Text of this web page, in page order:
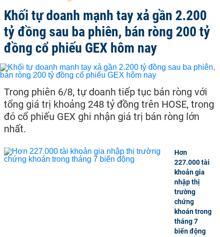
Khối tự doanh mạnh tay xả gần 2.200
tỷ đồng sau ba phiên, bán ròng 200 tỷ
đồng cổ phiếu GEX hôm nay
Trong phiên 6/8, tự doanh tiếp tục bán ròng với
tổng giá trị khoảng 248 tỷ đồng trên HOSE, trong
đó cổ phiếu GEX ghi nhận giá trị bán ròng lớn
nhất.
Hơn
227.000 tài
khoản gia
nhập thị
trường
chứng
khoán trong
tháng 7
biến động